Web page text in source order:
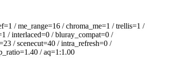
me_range=16 / chroma_me=1 / trellis=1 /
/ interlaced=0 / bluray_compat=0 /
/ scenecut=40 / intra_refresh=0 /
/ aq=1:1.00